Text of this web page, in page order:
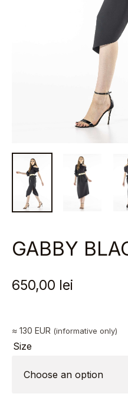
GABBY
650,00 lei
≈ 130 EUR (informative only)
Size